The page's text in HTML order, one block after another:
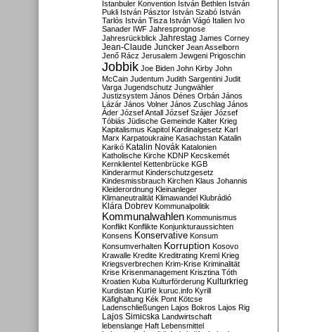
Istanbuler Konvention István Bethlen István
Pukli István Pásztor István Szabó István
Tarlós István Tisza István Vágó Italien Ivo
Sanader IWF Jahresprognose
Jahresrückblick Jahrestag James Corney
Jean-Claude Juncker Jean Asselborn
Jenő Rácz Jerusalem Jewgeni Prigoschin
Jobbik Joe Biden John Kirby John
McCain Judentum Judith Sargentini Judit
Varga Jugendschutz Jungwähler
Justizsystem János Dénes Orbán János
Lázár János Volner János Zuschlag János
Áder József Antall József Szájer József
Tóbiás Jüdische Gemeinde Kalter Krieg
Kapitalismus Kapitol Kardinalgesetz Karl
Marx Karpatoukraine Kasachstan Katalin
Karikó Katalin Novák Katalonien
Katholische Kirche KDNP Kecskemét
Kernklientel Kettenbrücke KGB
Kinderarmut Kinderschutzgesetz
Kindesmissbrauch Kirchen Klaus Johannis
Kleiderordnung Kleinanleger
Klimaneutralität Klimawandel Klubrádió
Klára Dobrev Kommunalpolitik
Kommunalwahlen Kommunismus
Konflikt Konflikte Konjunkturaussichten
Konsens Konservative Konsum
Konsumverhalten Korruption Kosovo
Krawalle Kredite Kreditrating Kreml Krieg
Kriegsverbrechen Krim-Krise Kriminalität
Krise Krisenmanagement Krisztina Tóth
Kroatien Kuba Kulturförderung Kulturkrieg
Kurdistan Kurie kuruc.info Kyrill
Käfighaltung Kék Pont Kötcse
Ladenschließungen Lajos Bokros Lajos Rig
Lajos Simicska Landwirtschaft
lebenslange Haft Lebensmittel